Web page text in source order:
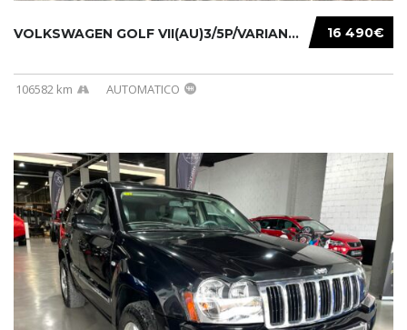
16 490€
VOLKSWAGEN GOLF VII(AU)3/5P/VARIANT(12-16 20...
106582 km AUTOMATICO